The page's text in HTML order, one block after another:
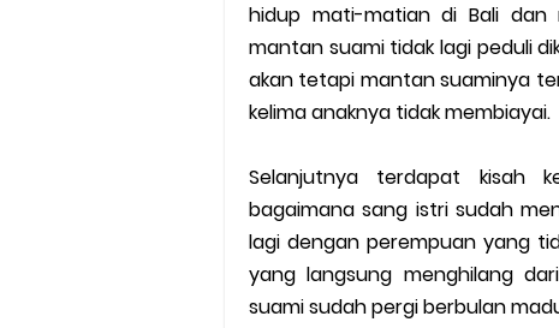
hidup mati-matian di Bali dan
mantan suami tidak lagi peduli
akan tetapi mantan suaminya
kelima anaknya tidak membiayai.
Selanjutnya terdapat kisah
bagaimana sang istri sudah
lagi dengan perempuan yang
yang langsung menghilang
suami sudah pergi berbulan